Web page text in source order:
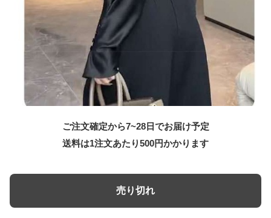
ご注文確定から7~28日でお届け予定
送料は1注文あたり500円かかります
売り切れ